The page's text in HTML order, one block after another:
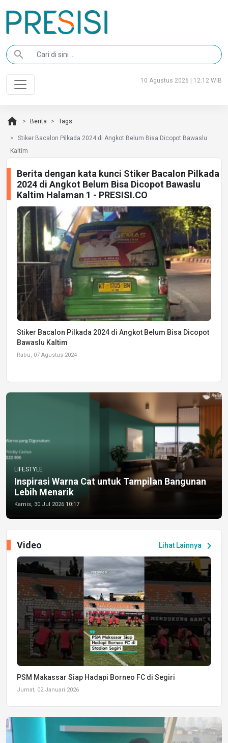
search
10 Agustus 2026 | 12:12 WIB
home Berita Tags
Stiker Bacalon Pilkada 2024 di Angkot Belum Bisa Dicopot Bawaslu
Kaltim
Berita dengan kata kunci Stiker Bacalon Pilkada
2024 di Angkot Belum Bisa Dicopot Bawaslu
Kaltim Halaman 1 - PRESISI.CO
Stiker Bacalon Pilkada 2024 di Angkot Belum Bisa Dicopot
Bawaslu Kaltim
Rabu, 07 Agustus 2024
LIFESTYLE
Inspirasi Warna Cat untuk Tampilan Bangunan
Lebih Menarik
Kamis, 30 Jul 2026 10:17
Lihat Lainnya chevron_right
Video
PSM Makassar Siap Hadapi Borneo FC di Segiri
Jumat, 02 Januari 2026